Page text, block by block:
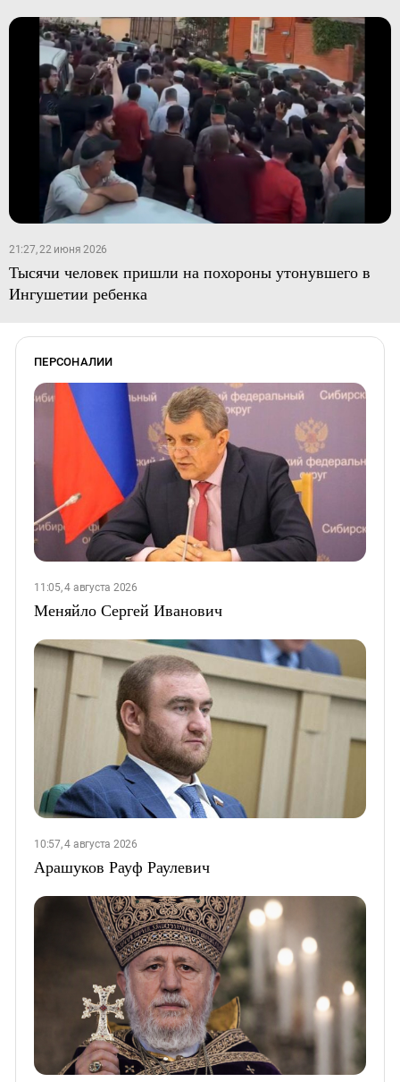
21:27, 22 июня 2026
Тысячи человек пришли на похороны утонувшего в
Ингушетии ребенка
ПЕРСОНАЛИИ
11:05, 4 августа 2026
Меняйло Сергей Иванович
10:57, 4 августа 2026
Арашуков Рауф Раулевич